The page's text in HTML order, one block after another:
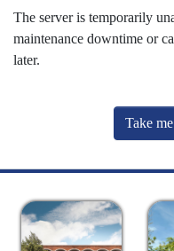
The server is temporarily
maintenance downtime or
later.
Take